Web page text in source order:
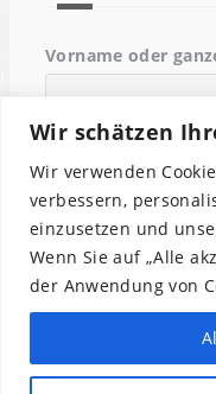
Wir schätzen
Wir verwenden
verbessern,
einzusetzen und
Wenn Sie auf „Alle
der Anwendung von
Vorname oder
Email
Indem Du